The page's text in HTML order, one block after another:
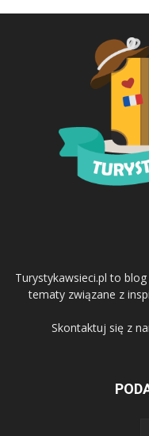
Turystykawsieci.pl to
tematy związane z
Skontaktuj się z